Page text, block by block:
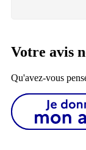
Votre avis
Qu'avez-vous